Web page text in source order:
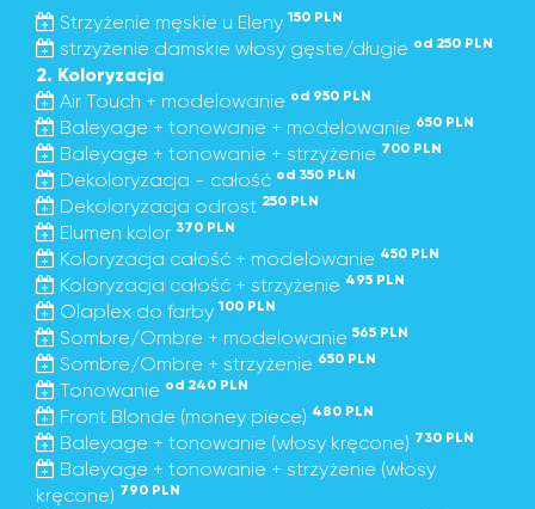
Strzyżenie męskie u Eleny 150 PLN
strzyżenie damskie włosy gęste/długie od 250 PLN
2. Koloryzacja
Air Touch + modelowanie od 950 PLN
Baleyage + tonowanie + modelowanie 650 PLN
Baleyage + tonowanie + strzyżenie 700 PLN
Dekoloryzacja - całość od 350 PLN
Dekoloryzacja odrost 250 PLN
Elumen kolor 370 PLN
Koloryzacja całość + modelowanie 450 PLN
Koloryzacja całość + strzyżenie 495 PLN
Olaplex do farby 100 PLN
Sombre/Ombre + modelowanie 565 PLN
Sombre/Ombre + strzyżenie 650 PLN
Tonowanie od 240 PLN
Front Blonde (money piece) 480 PLN
Baleyage + tonowanie (włosy kręcone) 730 PLN
Baleyage + tonowanie + strzyżenie (włosy
kręcone) 790 PLN